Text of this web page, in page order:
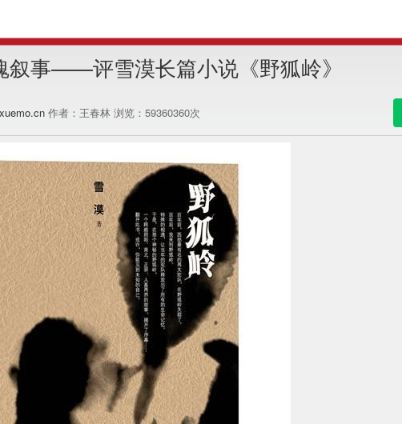
叙事——评雪漠长篇小说《野狐岭》
作者：王春林 浏览： 59360360次